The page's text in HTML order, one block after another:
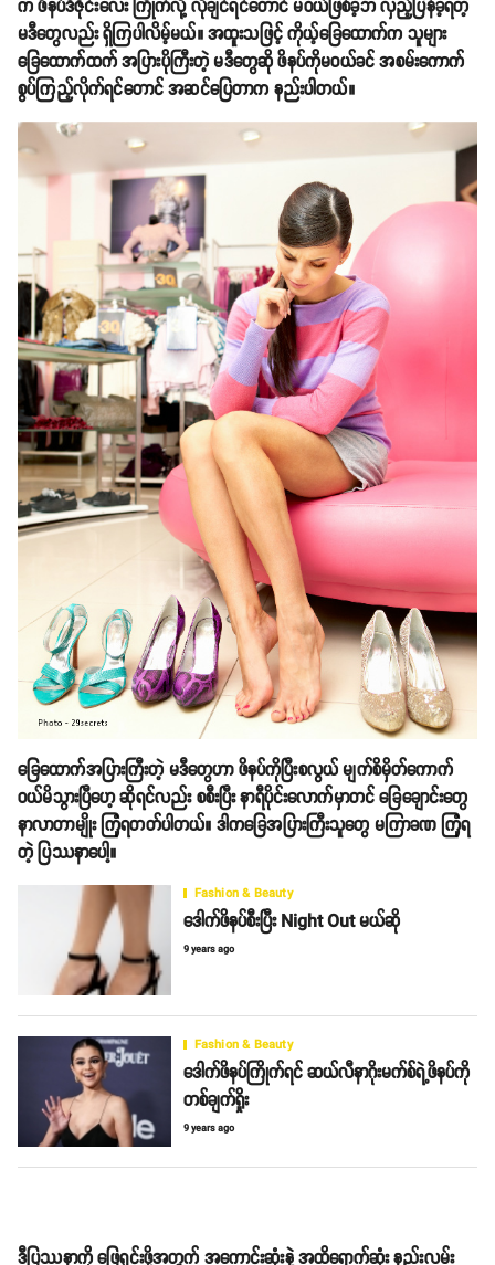
က ဖိနပ်ဒီဇိုင်းလေး ကြိုက်လို့ လိုချင်ရင်တောင် မဝယ်ဖြစ်ခဲ့ဘဲ လှည့်ပြန်ခဲ့ရတဲ့
မဒီတွေလည်း ရှိကြပါလိမ့်မယ်။ အထူးသဖြင့် ကိုယ့်ခြေထောက်က သူများ
ခြေထောက်ထက် အပြားပိုကြီးတဲ့ မဒီတွေဆို ဖိနပ်ကိုမဝယ်ခင် အစမ်းကောက်
စွပ်ကြည့်လိုက်ရင်တောင် အဆင်ပြေတာက နည်းပါတယ်။
ခြေထောက်အပြားကြီးတဲ့ မဒီတွေဟာ ဖိနပ်ကိုပြီးစလွယ် မျက်စိမှိတ်ကောက်
ဝယ်မိသွားပြီဟေ့ ဆိုရင်လည်း စစီးပြီး နာရီပိုင်းလောက်မှာတင် ခြေချောင်းတွေ
နာလာတာမျိုး ကြုံရတတ်ပါတယ်။ ဒါကခြေအပြားကြီးသူတွေ မကြာခဏ ကြုံရ
တဲ့ ပြဿနာပေါ့။
Fashion & Beauty
ဒေါက်ဖိနပ်စီးပြီး Night Out မယ်ဆို
9 years ago
Fashion & Beauty
ဒေါက်ဖိနပ်ကြိုက်ရင် ဆယ်လီနာဂိုးမက်စ်ရဲ့ဖိနပ်ကို
တစ်ချက်ရှိုး
9 years ago
ဒီပြဿနာကို ဖြေရှင်းဖို့အတွက် အကောင်းဆုံးနဲ့ အထိရောက်ဆုံး နည်းလမ်း